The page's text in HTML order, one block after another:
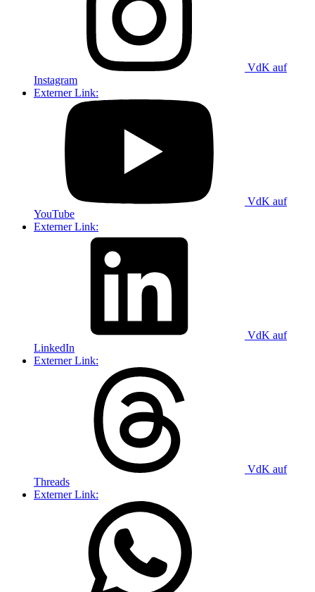
VdK auf
Instagram
Externer Link:
VdK auf
YouTube
Externer Link:
VdK auf
LinkedIn
Externer Link:
VdK auf
Threads
Externer Link: